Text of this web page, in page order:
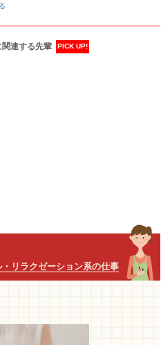
連する先輩 PICK UP!
リラクゼーション系の仕事